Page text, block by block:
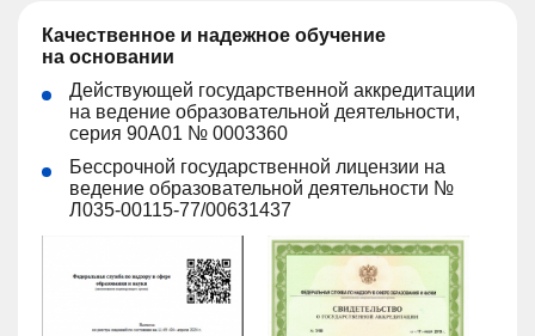
Качественное и надежное обучение
на основании
Действующей государственной аккредитации
на ведение образовательной деятельности,
серия 90А01 № 0003360
Бессрочной государственной лицензии на
ведение образовательной деятельности №
Л035-00115-77/00631437